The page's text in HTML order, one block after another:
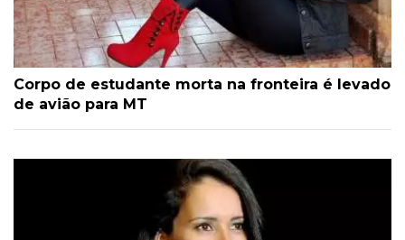
Corpo de estudante morta na fronteira é levado
de avião para MT